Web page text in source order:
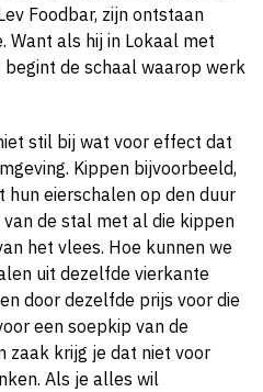
Foodbar, zijn ontstaan
Want als hij in Lokaal met
de schaal waarop werk
stil bij wat voor effect dat
Kippen bijvoorbeeld,
eierschalen op den duur
de stal met al die kippen
het vlees. Hoe kunnen we
uit dezelfde vierkante
door dezelfde prijs voor die
een soepkip van de
zaak krijg je dat niet voor
Als je alles wil